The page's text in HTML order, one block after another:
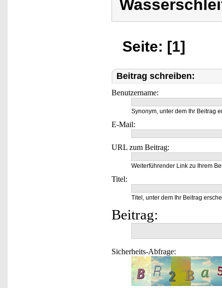
Seite: [1]
Beitrag schreiben:
Benutzername:
Synonym, unter dem Ihr Beitrag
E-Mail:
URL zum Beitrag:
Weiterführender Link zu Ihrem
Titel:
Titel, unter dem Ihr Beitrag
Beitrag:
Sicherheits-Abfrage: